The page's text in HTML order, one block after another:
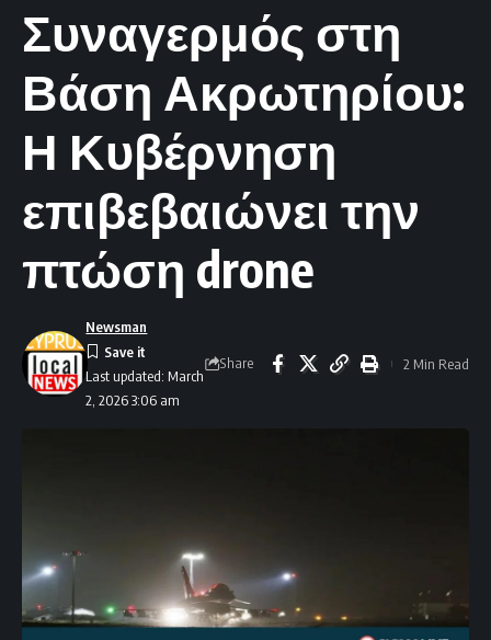
Συναγερμός στη
Βάση Ακρωτηρίου:
Η Κυβέρνηση
επιβεβαιώνει την
πτώση drone
Last updated: March
2, 2026 3:06 am
Newsman
Share 2 Min Read